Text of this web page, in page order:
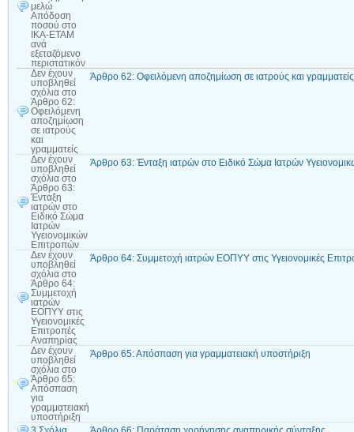
μελώ
Απόδοση
ποσού στο
ΙΚΑ-ΕΤΑΜ
ανά
εξεταζόμενο
περιστατικόν
Δεν έχουν
υποβληθεί
σχόλια στο
Άρθρο 62:
Οφειλόμενη
αποζημίωση
σε ιατρούς
και
γραμματείς
Άρθρο 62: Οφειλόμενη αποζημίωση σε ιατρούς και γραμματείς
Δεν έχουν
υποβληθεί
σχόλια στο
Άρθρο 63:
Ένταξη
ιατρών στο
Ειδικό Σώμα
Ιατρών
Υγειονομικών
Επιτροπών
Άρθρο 63: Ένταξη ιατρών στο Ειδικό Σώμα Ιατρών
Δεν έχουν
υποβληθεί
σχόλια στο
Άρθρο 64:
Συμμετοχή
ιατρών
ΕΟΠΥΥ στις
Υγειονομικές
Επιτροπές
Αναπηρίας
Άρθρο 64: Συμμετοχή ιατρών ΕΟΠΥΥ στις Υγειονομικές
Δεν έχουν
υποβληθεί
σχόλια στο
Άρθρο 65:
Απόσπαση
για
γραμματειακή
υποστήριξη
Άρθρο 65: Απόσπαση για γραμματειακή υποστήριξη